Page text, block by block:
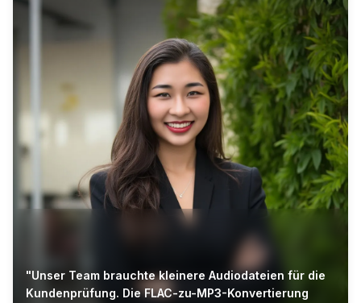
"Unser Team brauchte kleinere Audiodateien für die
Kundenprüfung. Die FLAC-zu-MP3-Konvertierung